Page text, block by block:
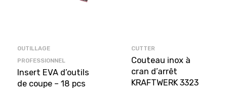
OUTILLAGE
PROFESSIONNEL
Insert EVA d’outils
de coupe – 18 pcs
CUTTER
Couteau inox à
cran d’arrêt
KRAFTWERK 3323